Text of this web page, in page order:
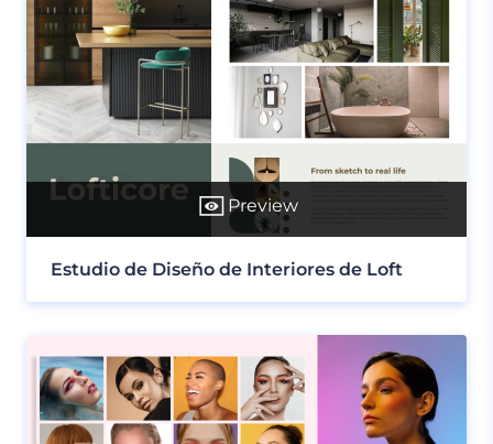
Preview
Estudio de Diseño de Interiores de Loft